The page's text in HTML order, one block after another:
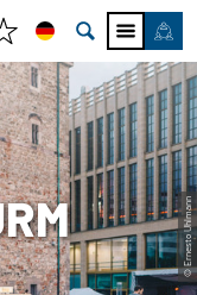
© Ernesto Uhlmann